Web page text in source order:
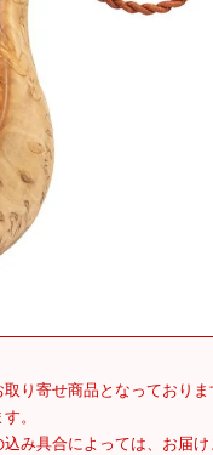
り寄せ商品となっており
。
み具合によっては、お届